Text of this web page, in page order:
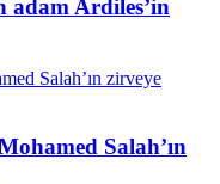
adam Ardiles’in
Salah’ın